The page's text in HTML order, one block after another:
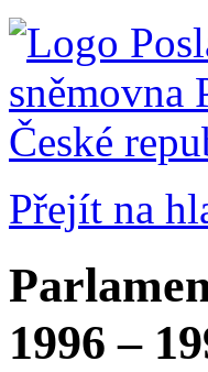
Přejít na
1996 –